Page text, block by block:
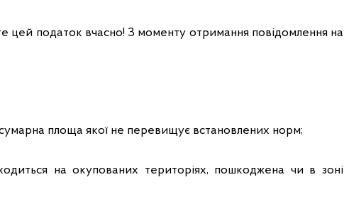
цей податок вчасно! З моменту отримання повідомлення на
площа якої не перевищує встановлених норм;
на окупованих територіях, пошкоджена чи в зоні